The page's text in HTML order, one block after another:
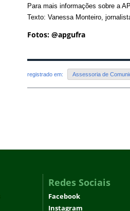
Para mais informações sobre a
Texto: Vanessa Monteiro,
Fotos: @apgufra
registrado em: Assessoria de
Redes Sociais
Facebook
Instagram